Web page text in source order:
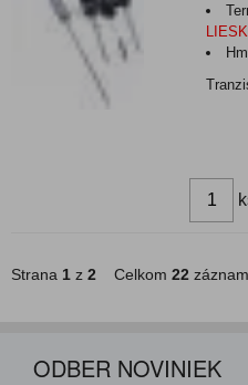
Strana 1 z 2 Celkom 22
ODBER NOVINIEK